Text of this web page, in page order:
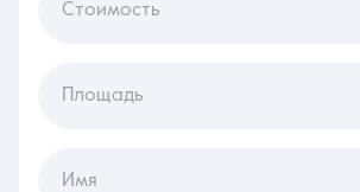
Ежедневно с 08:30 до
Стоимость
Площадь
Имя